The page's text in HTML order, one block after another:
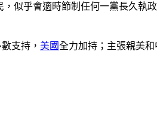
似乎會適時節制任何一黨長久執
支持， 美國全力加持；主張親美